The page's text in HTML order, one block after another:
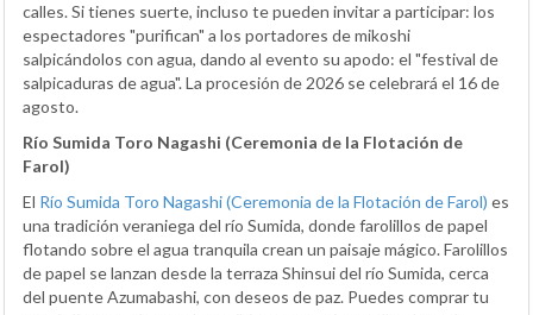
calles. Si tienes suerte, incluso te pueden invitar a participar: los
espectadores "purifican" a los portadores de mikoshi
salpicándolos con agua, dando al evento su apodo: el "festival de
salpicaduras de agua". La procesión de 2026 se celebrará el 16 de
agosto.
Río Sumida Toro Nagashi (Ceremonia de la Flotación de
Farol)
El Río Sumida Toro Nagashi (Ceremonia de la Flotación de Farol) es
una tradición veraniega del río Sumida, donde farolillos de papel
flotando sobre el agua tranquila crean un paisaje mágico. Farolillos
de papel se lanzan desde la terraza Shinsui del río Sumida, cerca
del puente Azumabashi, con deseos de paz. Puedes comprar tu